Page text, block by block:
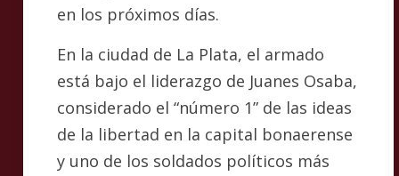
en los próximos días.
En la ciudad de La Plata, el armado
está bajo el liderazgo de Juanes Osaba,
considerado el “número 1” de las ideas
de la libertad en la capital bonaerense
y uno de los soldados políticos más